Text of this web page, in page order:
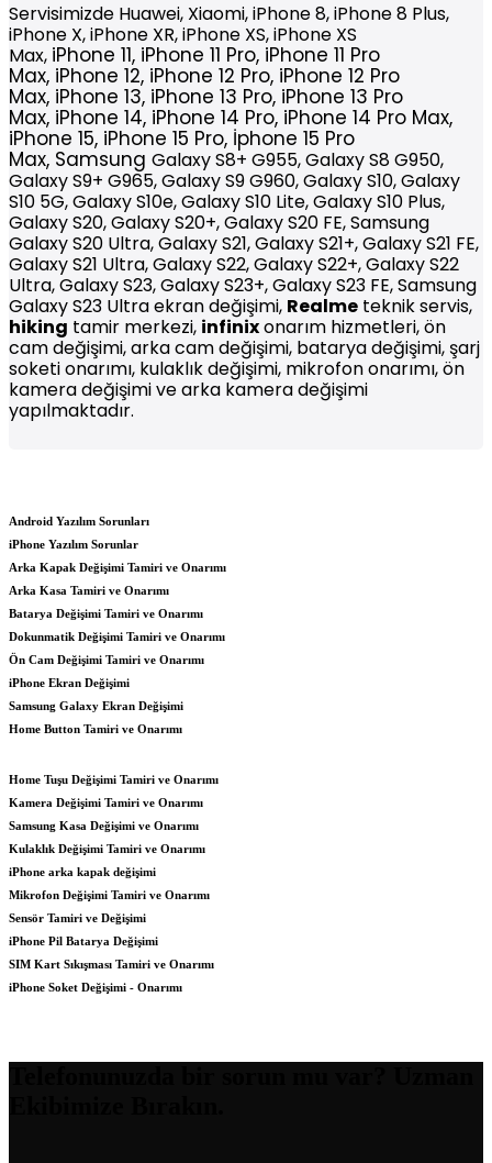
Servisimizde Huawei, Xiaomi, iPhone 8, iPhone 8 Plus,
iPhone X, iPhone XR, iPhone XS, iPhone XS
Max, iPhone 11, iPhone 11 Pro, iPhone 11 Pro
Max, iPhone 12, iPhone 12 Pro, iPhone 12 Pro
Max, iPhone 13, iPhone 13 Pro, iPhone 13 Pro
Max, iPhone 14, iPhone 14 Pro, iPhone 14 Pro Max,
iPhone 15, iPhone 15 Pro, İphone 15 Pro
Max, Samsung Galaxy S8+ G955, Galaxy S8 G950,
Galaxy S9+ G965, Galaxy S9 G960, Galaxy S10, Galaxy
S10 5G, Galaxy S10e, Galaxy S10 Lite, Galaxy S10 Plus,
Galaxy S20, Galaxy S20+, Galaxy S20 FE, Samsung
Galaxy S20 Ultra, Galaxy S21, Galaxy S21+, Galaxy S21 FE,
Galaxy S21 Ultra, Galaxy S22, Galaxy S22+, Galaxy S22
Ultra, Galaxy S23, Galaxy S23+, Galaxy S23 FE, Samsung
Galaxy S23 Ultra ekran değişimi, Realme teknik servis,
hiking tamir merkezi, infinixonarım hizmetleri, ön
cam değişimi, arka cam değişimi, batarya değişimi, şarj
soketi onarımı, kulaklık değişimi, mikrofon onarımı, ön
kamera değişimi ve arka kamera değişimi
yapılmaktadır.
Android Yazılım Sorunları
iPhone Yazılım Sorunlar
Arka Kapak Değişimi Tamiri ve Onarımı
Arka Kasa Tamiri ve Onarımı
Batarya Değişimi Tamiri ve Onarımı
Dokunmatik Değişimi Tamiri ve Onarımı
Ön Cam Değişimi Tamiri ve Onarımı
iPhone Ekran Değişimi
Samsung Galaxy Ekran Değişimi
Home Button Tamiri ve Onarımı
Home Tuşu Değişimi Tamiri ve Onarımı
Kamera Değişimi Tamiri ve Onarımı
Samsung Kasa Değişimi ve Onarımı
Kulaklık Değişimi Tamiri ve Onarımı
iPhone arka kapak değişimi
Mikrofon Değişimi Tamiri ve Onarımı
Sensör Tamiri ve Değişimi
iPhone Pil Batarya Değişimi
SIM Kart Sıkışması Tamiri ve Onarımı
iPhone Soket Değişimi - Onarımı